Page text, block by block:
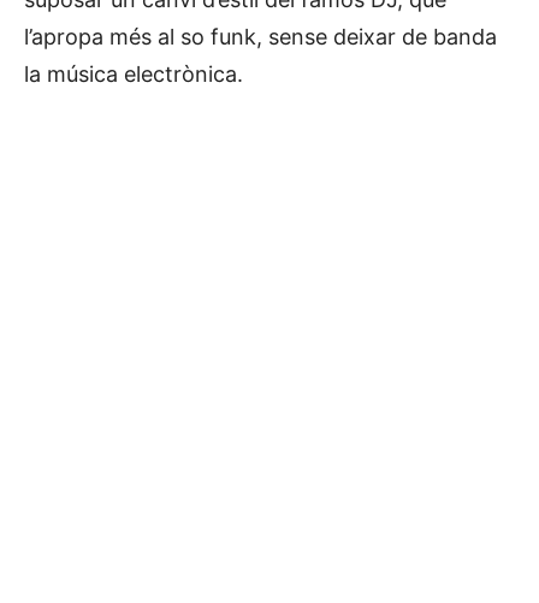
l’apropa més al so funk, sense deixar de banda
la música electrònica.